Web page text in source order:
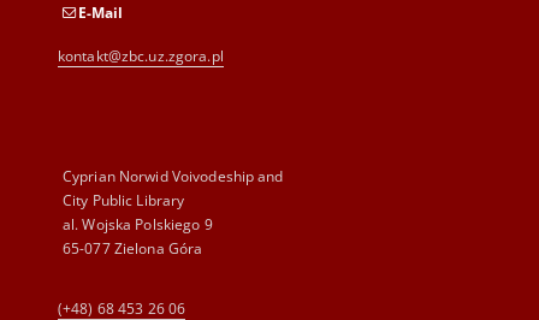
E-Mail
kontakt@zbc.uz.zgora.pl
Cyprian Norwid Voivodeship and
City Public Library
al. Wojska Polskiego 9
65-077 Zielona Góra
(+48) 68 453 26 06